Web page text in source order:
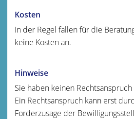
Kosten
In der Regel fallen für die
keine Kosten an.
Hinweise
Sie haben keinen
Ein Rechtsanspruch kann erst
Förderzusage der